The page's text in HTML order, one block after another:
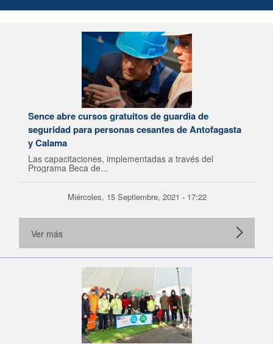
Sence abre cursos gratuitos de guardia de
seguridad para personas cesantes de Antofagasta
y Calama
Las capacitaciones, implementadas a través del
Programa Beca de...
Miércoles, 15 Septiembre, 2021 - 17:22
Ver más